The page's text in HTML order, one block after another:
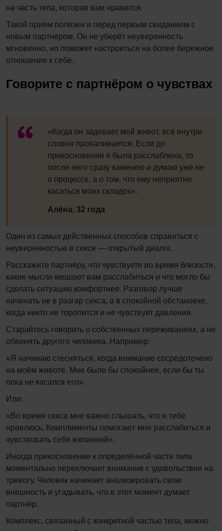
на часть тела, которая вам нравится.
Такой приём полезен и перед первым свиданием с
новым партнёром. Он не уберёт неуверенность
мгновенно, но поможет настроиться на более бережное
отношение к себе.
Говорите с партнёром о чувствах
«Когда он задевает мой живот, всё внутри
словно проваливается. Если до
прикосновения я была расслаблена, то
после него сразу каменею и думаю уже не
о процессе, а о том, что ему неприятно
касаться моих складок».
Алёна, 32 года
Один из самых действенных способов справиться с
неуверенностью в сексе — открытый диалог.
Расскажите партнёру, что чувствуете во время близости,
какие мысли мешают вам расслабиться и что могло бы
сделать ситуацию комфортнее. Разговор лучше
начинать не в разгар секса, а в спокойной обстановке,
когда никто не торопится и не чувствует давления.
Старайтесь говорить о собственных переживаниях, а не
обвинять другого человека. Например:
«Я начинаю стесняться, когда внимание сосредоточено
на моём животе. Мне было бы спокойнее, если бы ты
пока не касался его».
Или:
«Во время секса мне важно слышать, что я тебе
нравлюсь. Комплименты помогают мне расслабиться и
чувствовать себя желанной».
Иногда прикосновение к определённой части тела
моментально переключает внимание с удовольствия на
тревогу. Человек начинает анализировать свою
внешность и угадывать, что в этот момент думает
партнёр.
Комплекс, связанный с конкретной частью тела, можно